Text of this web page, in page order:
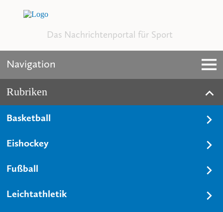
Das Nachrichtenportal für Sport
Navigation
Rubriken
Basketball
Eishockey
Fußball
Leichtathletik